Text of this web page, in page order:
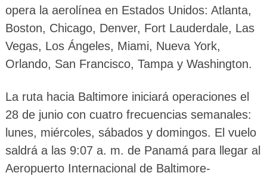
opera la aerolínea en Estados Unidos: Atlanta,
Boston, Chicago, Denver, Fort Lauderdale, Las
Vegas, Los Ángeles, Miami, Nueva York,
Orlando, San Francisco, Tampa y Washington.
La ruta hacia Baltimore iniciará operaciones el
28 de junio con cuatro frecuencias semanales:
lunes, miércoles, sábados y domingos. El vuelo
saldrá a las 9:07 a. m. de Panamá para llegar al
Aeropuerto Internacional de Baltimore-